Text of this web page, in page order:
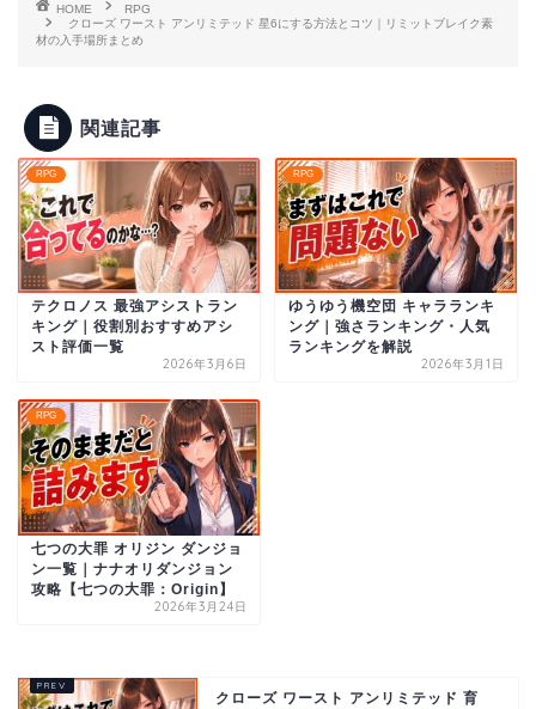
HOME
RPG
クローズ ワースト アンリミテッド 星6にする方法とコツ｜リミットブレイク素
材の入手場所まとめ
関連記事
RPG
テクロノス 最強アシストラン
キング｜役割別おすすめアシ
スト評価一覧
2026年3月6日
RPG
ゆうゆう機空団 キャラランキ
ング｜強さランキング・人気
ランキングを解説
2026年3月1日
RPG
七つの大罪 オリジン ダンジョ
ン一覧｜ナナオリダンジョン
攻略【七つの大罪：Origin】
2026年3月24日
クローズ ワースト アンリミテッド 育